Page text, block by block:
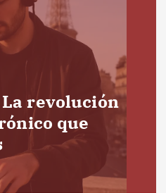
revolución
que